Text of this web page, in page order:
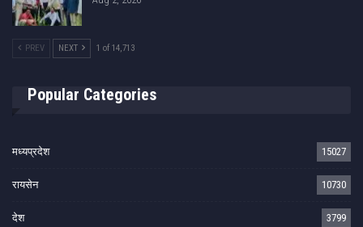
PREV NEXT 1 of 14,713
Popular Categories
मध्यप्रदेश 15027
रायसेन 10730
देश 3799